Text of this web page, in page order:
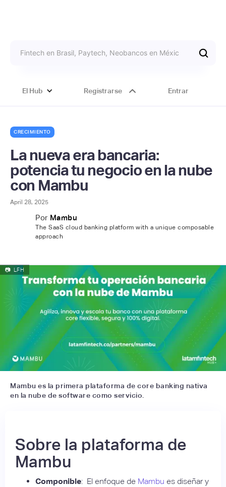
El Hub Registrarse Entrar
CRECIMIENTO
La nueva era bancaria:
potencia tu negocio en la nube
con Mambu
April 28, 2025
Por Mambu
The SaaS cloud banking platform with a unique composable
approach
📷 LFH
Mambu es la primera plataforma de core banking nativa
en la nube de software como servicio.
Sobre la plataforma de
Mambu
Componible: El enfoque de Mambu es diseñar y